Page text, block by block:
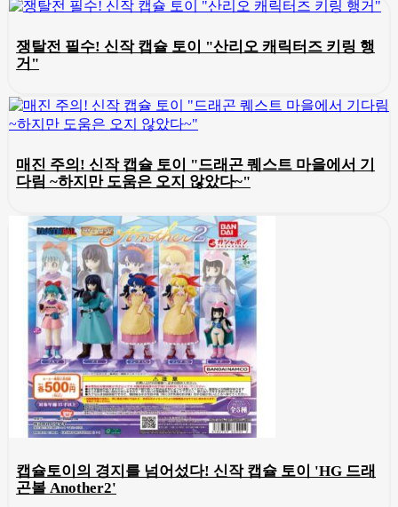
쟁탈전 필수! 신작 캡슐 토이 "산리오 캐릭터즈 키링 행
거"
매진 주의! 신작 캡슐 토이 "드래곤 퀘스트 마을에서 기
다림 ~하지만 도움은 오지 않았다~"
캡슐토이의 경지를 넘어섰다! 신작 캡슐 토이 'HG 드래
곤볼 Another2'